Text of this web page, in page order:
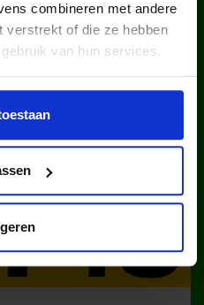
combineren met andere
verstrekt of die ze hebben
van hun services.
werden in
een club.